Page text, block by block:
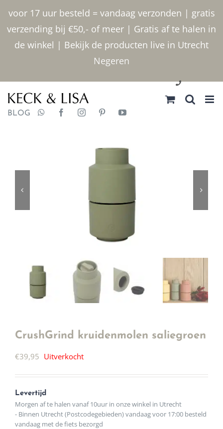
voor 17 uur besteld = vandaag verzonden | gratis
verzending bij €50,- of meer | Gratis af te halen in
de winkel | Bekijk de producten live in Utrecht
Negeren
inhoud
030 2400000
BLOG
CrushGrind kruidenmolen saliegroen
€39,95 Uitverkocht
Levertijd
Morgen af te halen vanaf 10uur in onze winkel in Utrecht
- Binnen Utrecht (Postcodegebieden) vandaag voor 17:00 besteld
vandaag met de fiets bezorgd